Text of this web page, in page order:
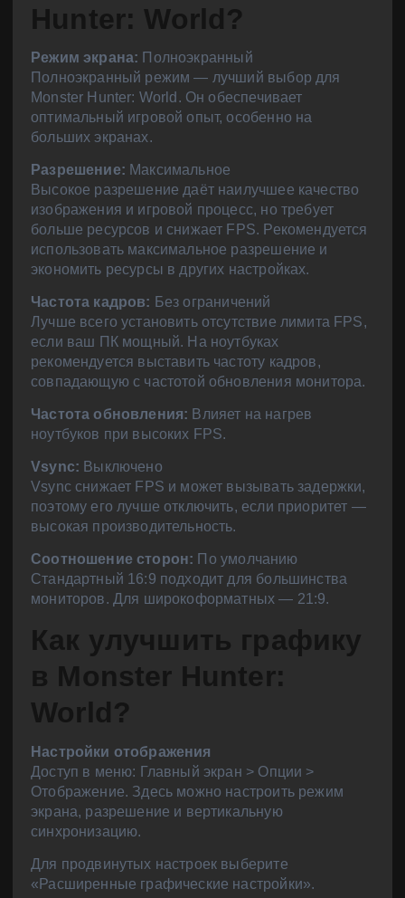
Hunter: World?
Режим экрана: Полноэкранный
Полноэкранный режим — лучший выбор для
Monster Hunter: World. Он обеспечивает
оптимальный игровой опыт, особенно на
больших экранах.
Разрешение: Максимальное
Высокое разрешение даёт наилучшее качество
изображения и игровой процесс, но требует
больше ресурсов и снижает FPS. Рекомендуется
использовать максимальное разрешение и
экономить ресурсы в других настройках.
Частота кадров: Без ограничений
Лучше всего установить отсутствие лимита FPS,
если ваш ПК мощный. На ноутбуках
рекомендуется выставить частоту кадров,
совпадающую с частотой обновления монитора.
Частота обновления: Влияет на нагрев
ноутбуков при высоких FPS.
Vsync: Выключено
Vsync снижает FPS и может вызывать задержки,
поэтому его лучше отключить, если приоритет —
высокая производительность.
Соотношение сторон: По умолчанию
Стандартный 16:9 подходит для большинства
мониторов. Для широкоформатных — 21:9.
Как улучшить графику
в Monster Hunter:
World?
Настройки отображения
Доступ в меню: Главный экран > Опции >
Отображение. Здесь можно настроить режим
экрана, разрешение и вертикальную
синхронизацию.
Для продвинутых настроек выберите
«Расширенные графические настройки».